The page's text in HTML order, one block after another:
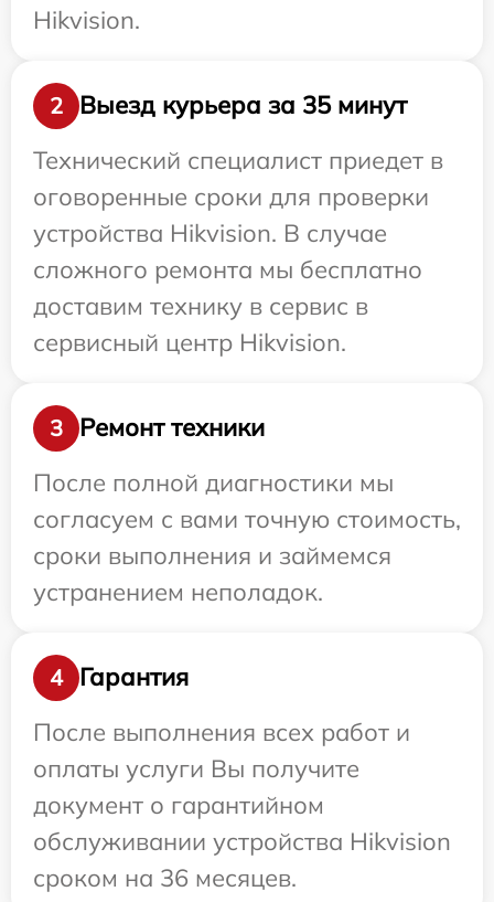
Hikvision.
2
Выезд курьера за 35 минут
Технический специалист приедет в
оговоренные сроки для проверки
устройства Hikvision. В случае
сложного ремонта мы бесплатно
доставим технику в сервис в
сервисный центр Hikvision.
3
Ремонт техники
После полной диагностики мы
согласуем с вами точную стоимость,
сроки выполнения и займемся
устранением неполадок.
4
Гарантия
После выполнения всех работ и
оплаты услуги Вы получите
документ о гарантийном
обслуживании устройства Hikvision
сроком на 36 месяцев.